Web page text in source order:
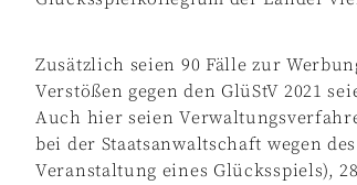
Zusätzlich seien 90 Fälle zur
Verstößen gegen den GlüStV 2021
Auch hier seien
bei der Staatsanwaltschaft wegen
Veranstaltung eines Glücksspiels),